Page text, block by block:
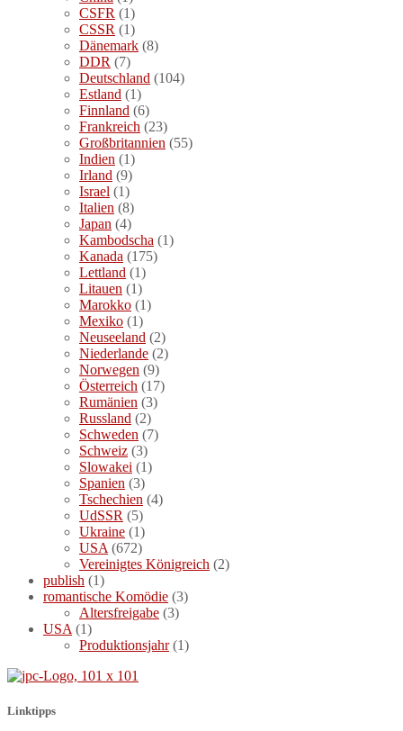
CSFR (1)
CSSR (1)
Dänemark (8)
DDR (7)
Deutschland (104)
Estland (1)
Finnland (6)
Frankreich (23)
Großbritannien (55)
Indien (1)
Irland (9)
Israel (1)
Italien (8)
Japan (4)
Kambodscha (1)
Kanada (175)
Lettland (1)
Litauen (1)
Marokko (1)
Mexiko (1)
Neuseeland (2)
Niederlande (2)
Norwegen (9)
Österreich (17)
Rumänien (3)
Russland (2)
Schweden (7)
Schweiz (3)
Slowakei (1)
Spanien (3)
Tschechien (4)
UdSSR (5)
Ukraine (1)
USA (672)
Vereinigtes Königreich (2)
publish (1)
romantische Komödie (3)
Altersfreigabe (3)
USA (1)
Produktionsjahr(1)
Linktipps